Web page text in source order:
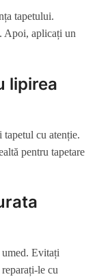
tapetului.
Apoi, aplicați un
lipirea
cu atenție.
pentru tapetare
Evitați
le cu